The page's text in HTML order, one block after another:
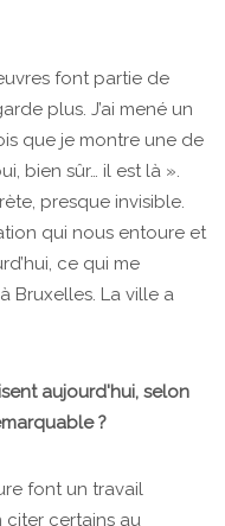
font partie de
plus. J’ai mené un
que je montre une de
bien sûr… il est là ».
presque invisible.
qui nous entoure et
ce qui me
Bruxelles. La ville a
aujourd'hui, selon
?
font un travail
citer certains au